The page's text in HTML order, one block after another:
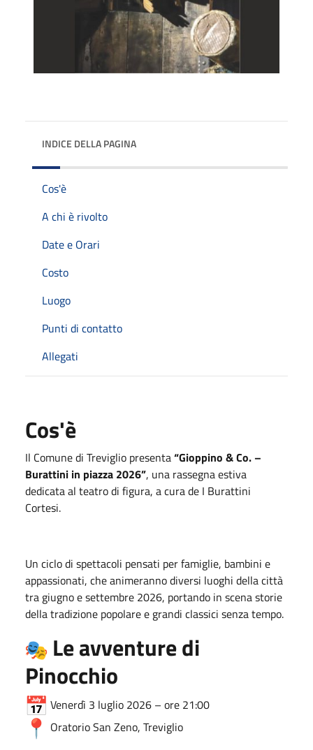
INDICE DELLA PAGINA
Cos'è
A chi è rivolto
Date e Orari
Costo
Luogo
Punti di contatto
Allegati
Cos'è
Il Comune di Treviglio presenta“Gioppino & Co. –
Burattini in piazza 2026”, una rassegna estiva
dedicata al teatro di figura, a cura de I Burattini
Cortesi.
Un ciclo di spettacoli pensati per famiglie, bambini e
appassionati, che animeranno diversi luoghi della città
tra giugno e settembre 2026, portando in scena storie
della tradizione popolare e grandi classici senza tempo.
Le avventure di
Pinocchio
Venerdì 3 luglio 2026 – ore 21:00
Oratorio San Zeno, Treviglio